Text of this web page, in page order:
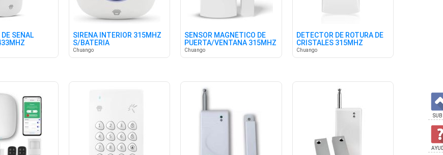
SEÑAL
SIRENA INTERIOR 315MHZ
S/BATERIA
Chuango
SENSOR MAGNÉTICO DE
PUERTA/VENTANA 315MHZ
Chuango
DETECTOR DE ROTURA DE
CRISTALES 315MHZ
Chuango